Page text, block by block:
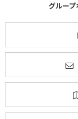
グループ